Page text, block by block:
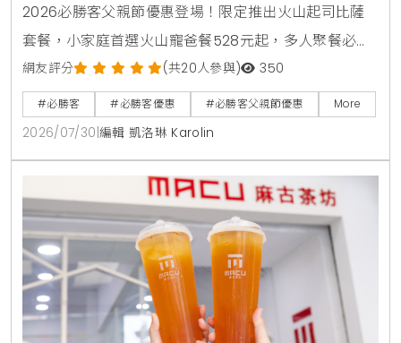
2026必勝客父親節優惠登場！限定推出火山起司比薩
套餐，小家庭首選火山寵爸餐528元起，多人聚餐必備
火山芝心爸發餐888元起享雙大比薩。快閃6天爸氣開
吃餐外帶買大送大，升級芝心餅皮享6折優惠。PK APP
訂購省暑了小套餐只要399元起，再抽3萬元股票禮品
卡與威秀電影票，單點火山比薩享半價優惠。
網友評分 (共20人參與) 350
#必勝客 #必勝客優惠 #必勝客父親節優惠 More
2026/07/30 編輯 凱洛琳 Karolin